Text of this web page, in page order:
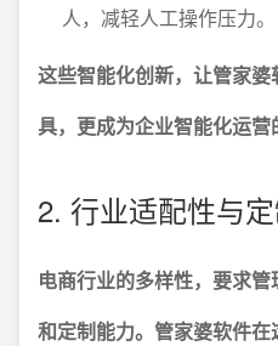
人，减轻人工操作压力。
这些智能化创新，让管家
具，更成为企业智能化运营
2. 行业适配性与
电商行业的多样性，要求
和定制能力。管家婆软件在